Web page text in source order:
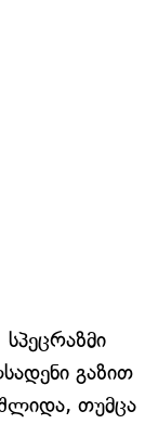
სპეცრაზმი
გაზით
შლიდა, თუმცა